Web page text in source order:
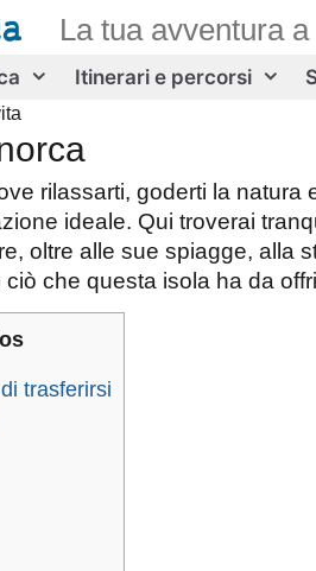
La tua avventura
Itinerari e percorsi
rilassarti, goderti la
ideale. Qui troverai
oltre alle sue spiagge, alla
ciò che questa isola ha da
trasferirsi